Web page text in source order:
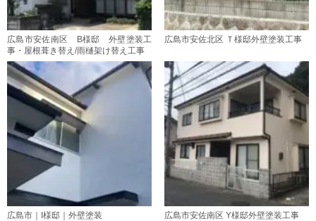
広島市安佐南区 B様邸 外壁塗装工
事・屋根葺き替え/雨樋架け替え工事
広島市安佐北区 Ｔ様邸外壁塗装工事
広島市｜I様邸｜外壁塗装 広島市安佐南区 Y様邸外壁塗装工事